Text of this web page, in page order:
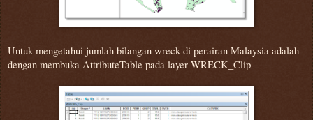
Untuk mengetahui jumlah bilangan wreck di perairan Malaysia adalah
dengan membuka AttributeTable pada layer WRECK_Clip